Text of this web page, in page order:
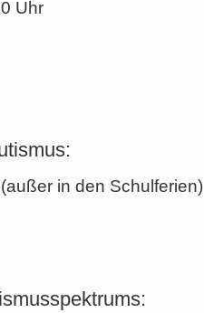
Uhr
in den Schulferien)